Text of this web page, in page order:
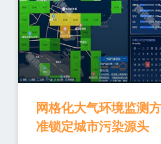
网格化大气环境监测
准锁定城市污染源头